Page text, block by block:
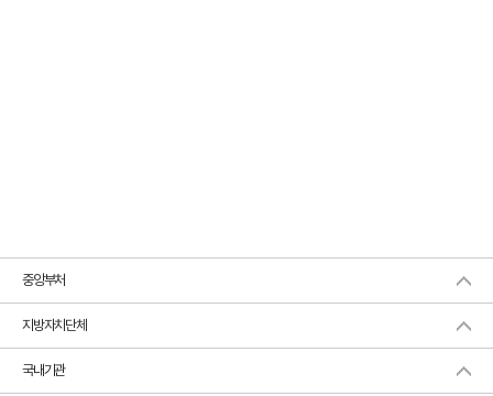
중앙부처
지방자치단체
국내기관